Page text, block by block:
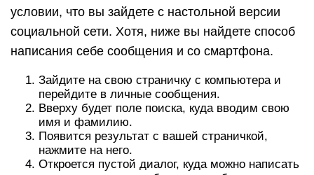
условии, что вы зайдете с настольной версии
социальной сети. Хотя, ниже вы найдете способ
написания себе сообщения и со смартфона.
Зайдите на свою страничку с компьютера и
перейдите в личные сообщения.
Вверху будет поле поиска, куда вводим свою
имя и фамилию.
Появится результат с вашей страничкой,
нажмите на него.
Откроется пустой диалог, куда можно написать